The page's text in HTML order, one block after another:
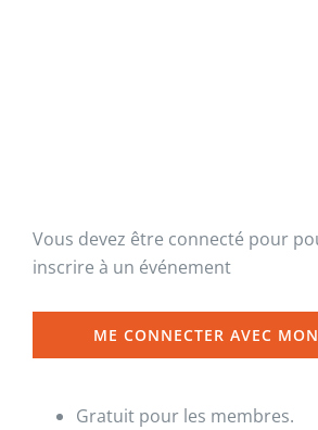
Vous devez être connecté pour
inscrire à un événement
ME CONNECTER AVEC
Gratuit pour les membres.